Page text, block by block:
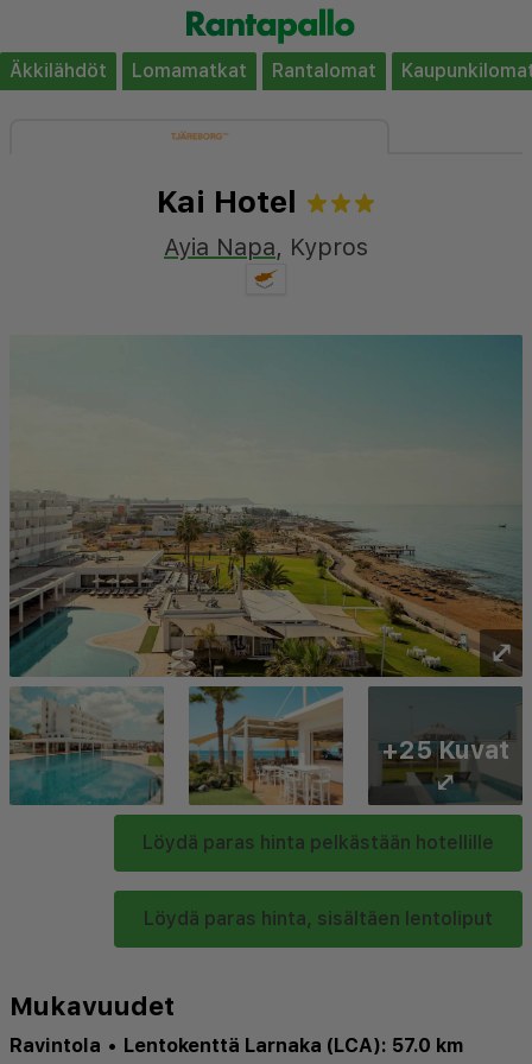
Äkkilähdöt Lomamatkat Rantalomat
Kai Hotel
Ayia Napa, Kypros
⤢
Löydä paras hinta pelkästään hotellille
Löydä paras hinta, sisältäen lentoliput
+25 Kuvat
⤢
Mukavuudet
Ravintola • Lentokenttä Larnaka (LCA): 57.0 km